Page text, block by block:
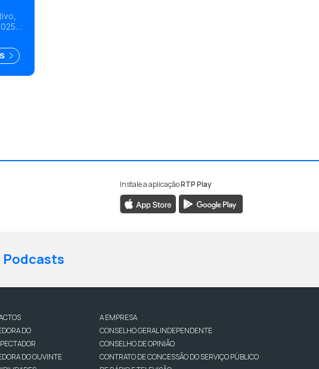
Instale a aplicaçãoRTP Play
Podcasts
DO
DO OUVINTE
A EMPRESA
CONSELHO GERAL INDEPENDENTE
CONSELHO DE OPINIÃO
CONTRATO DE CONCESSÃO DO SERVIÇO PÚBLICO